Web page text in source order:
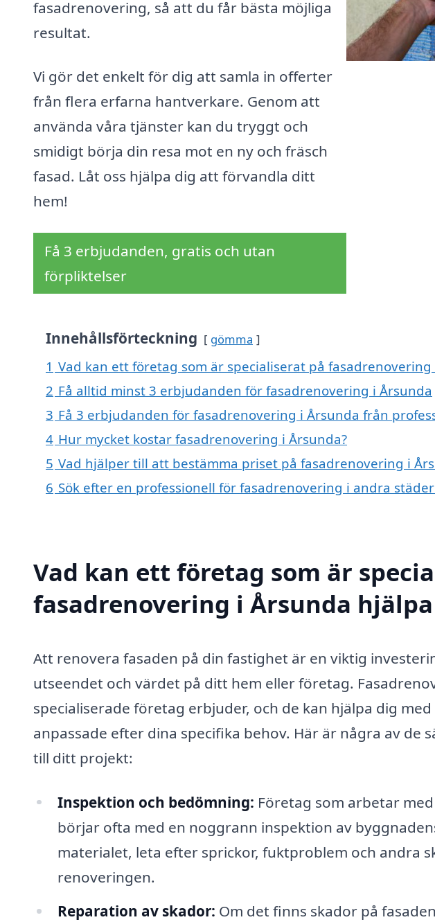
fasadrenovering, så att du får bästa möjliga
resultat.
Vi gör det enkelt för dig att samla in offerter
från flera erfarna hantverkare. Genom att
använda våra tjänster kan du tryggt och
smidigt börja din resa mot en ny och fräsch
fasad. Låt oss hjälpa dig att förvandla ditt
hem!
Få 3 erbjudanden, gratis och utan
förpliktelser
Innehållsförteckning gömma
1 Vad kan ett företag som är specialiserat på
2 Få alltid minst 3 erbjudanden för fasadrenovering i Årsunda
3 Få 3 erbjudanden för fasadrenovering i Årsunda från
4 Hur mycket kostar fasadrenovering i Årsunda?
5 Vad hjälper till att bestämma priset på fasadrenovering i
6 Sök efter en professionell för fasadrenovering i andra
Vad kan ett företag som är
fasadrenovering i Årsunda
Att renovera fasaden på din fastighet är en viktig
utseendet och värdet på ditt hem eller företag.
specialiserade företag erbjuder, och de kan hjälpa dig
anpassade efter dina specifika behov. Här är några av de
till ditt projekt:
Inspektion och bedömning: Företag som arbetar
börjar ofta med en noggrann inspektion av
materialet, leta efter sprickor, fuktproblem och andra
renoveringen.
Reparation av skador: Om det finns skador på